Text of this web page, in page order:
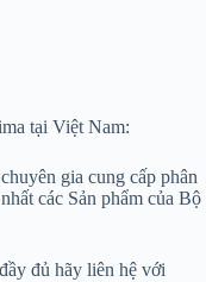
tại Việt Nam:
gia cung cấp phân
các Sản phẩm của Bộ
đủ hãy liên hệ với